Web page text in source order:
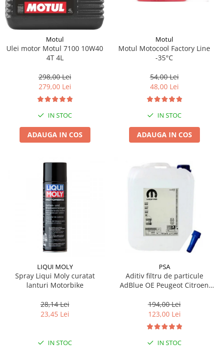
Motul
Ulei motor Motul 7100 10W40
4T 4L
298,00 Lei
279,00 Lei
IN STOC
ADAUGA IN COS
Motul
Motul Motocool Factory Line
-35°C
54,00 Lei
48,00 Lei
IN STOC
ADAUGA IN COS
LIQUI MOLY
Spray Liqui Moly curatat
lanturi Motorbike
28,14 Lei
23,45 Lei
IN STOC
PSA
Aditiv filtru de particule
AdBlue OE Peugeot Citroen
194,00 Lei
123,00 Lei
IN STOC